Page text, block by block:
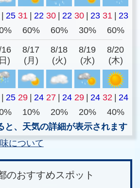
| 25 31 | 22 30 | 22 30 | 23 31 | 23
60% 60% 30% 60%
)
8/17
(月)
8/18
(火)
8/19
(水)
8/20
(木)
| 25 29 | 24 27 | 24 29 | 24 32 | 24
10% 20% 20%
40%
と、天気の詳細が表示されます
について
のおすすめスポット